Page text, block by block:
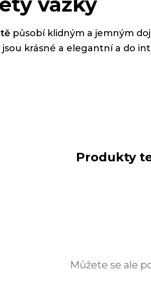
působí klidným a jemným
jsou krásné a elegantní a do
Produkty
Můžete se ale